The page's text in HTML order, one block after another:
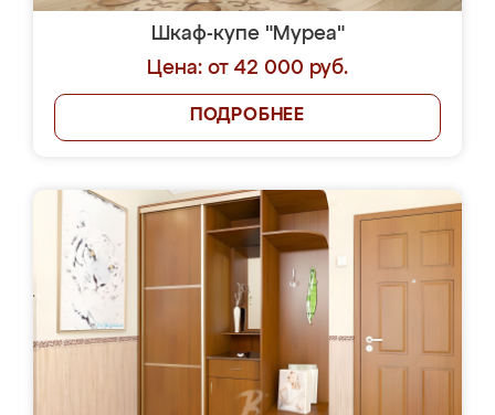
Шкаф-купе "Муреа"
Цена: от 42 000 руб.
ПОДРОБНЕЕ